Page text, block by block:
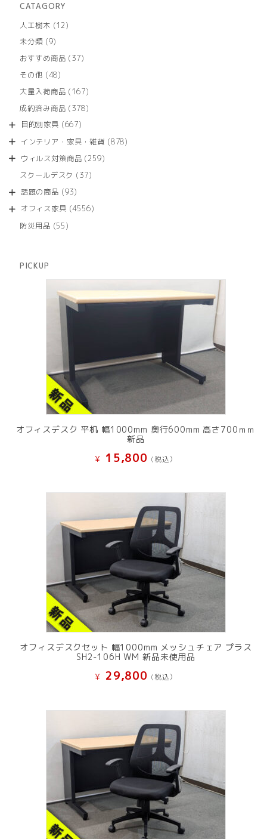
CATAGORY
人工樹木
1212
商
未分類 99
の
商
おすすめ商品 3737
商
その他 4848
の
商
大量入荷商品 167167
の
成約済み商品 378378
商
目的別家具 667667
の
商
インテリア・家具・雑貨 878878
ウィルス対策商品 259259
スクールデスク 3737
商
話題の商品 9393
の
オフィス家具 45564556
防災用品 5555
PICKUP
オフィスデスク 平机 幅1000mm 奥行600mm 高さ700ｍｍ
新品
¥ 15,800 (税込）
オフィスデスクセット 幅1000mm メッシュチェア プラス
SH2-106H WM 新品未使用品
¥ 29,800 (税込）